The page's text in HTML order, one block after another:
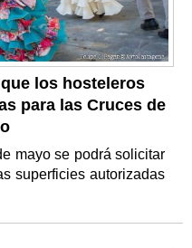
los hosteleros
para las Cruces de
mayo se podrá solicitar
superficies autorizadas